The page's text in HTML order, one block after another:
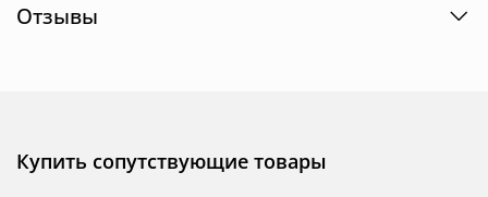
Отзывы
Купить сопутствующие товары